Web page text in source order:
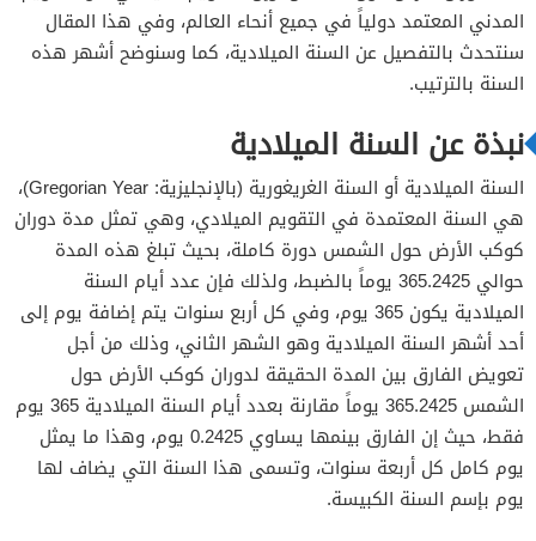
المدني المعتمد دولياً في جميع أنحاء العالم، وفي هذا المقال
سنتحدث بالتفصيل عن السنة الميلادية، كما وسنوضح أشهر هذه
السنة بالترتيب.
نبذة عن السنة الميلادية
السنة الميلادية أو السنة الغريغورية (بالإنجليزية: Gregorian Year)،
هي السنة المعتمدة في التقويم الميلادي، وهي تمثل مدة دوران
كوكب الأرض حول الشمس دورة كاملة، بحيث تبلغ هذه المدة
حوالي 365.2425 يوماً بالضبط، ولذلك فإن عدد أيام السنة
الميلادية يكون 365 يوم، وفي كل أربع سنوات يتم إضافة يوم إلى
أحد أشهر السنة الميلادية وهو الشهر الثاني، وذلك من أجل
تعويض الفارق بين المدة الحقيقة لدوران كوكب الأرض حول
الشمس 365.2425 يوماً مقارنة بعدد أيام السنة الميلادية 365 يوم
فقط، حيث إن الفارق بينمها يساوي 0.2425 يوم، وهذا ما يمثل
يوم كامل كل أربعة سنوات، وتسمى هذا السنة التي يضاف لها
يوم بإسم السنة الكبيسة.